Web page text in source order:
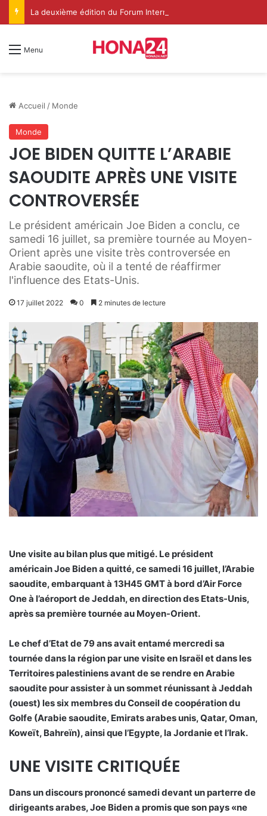
Menu
Accueil / Monde
Monde
JOE BIDEN QUITTE L’ARABIE
SAOUDITE APRÈS UNE VISITE
CONTROVERSÉE
Le président américain Joe Biden a conclu, ce
samedi 16 juillet, sa première tournée au Moyen-
Orient après une visite très controversée en
Arabie saoudite, où il a tenté de réaffirmer
l'influence des Etats-Unis.
17 juillet 2022 0 2 minutes de lecture
Une visite au bilan plus que mitigé. Le président
américain Joe Biden a quitté, ce samedi 16 juillet, l’Arabie
saoudite, embarquant à 13H45 GMT à bord d’Air Force
One à l’aéroport de Jeddah, en direction des Etats-Unis,
après sa première tournée au Moyen-Orient.
Le chef d’Etat de 79 ans avait entamé mercredi sa
tournée dans la région par une visite en Israël et dans les
Territoires palestiniens avant de se rendre en Arabie
saoudite pour assister à un sommet réunissant à Jeddah
(ouest) les six membres du Conseil de coopération du
Golfe (Arabie saoudite, Emirats arabes unis, Qatar, Oman,
Koweït, Bahreïn), ainsi que l’Egypte, la Jordanie et l’Irak.
UNE VISITE CRITIQUÉE
Dans un discours prononcé samedi devant un parterre de
dirigeants arabes, Joe Biden a promis que son pays «ne